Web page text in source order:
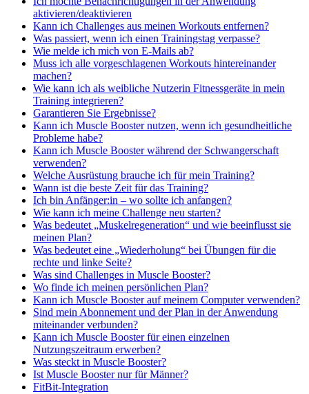
aktivieren/deaktivieren
Kann ich Challenges aus meinen Workouts entfernen?
Was passiert, wenn ich einen Trainingstag verpasse?
Wie melde ich mich von E-Mails ab?
Muss ich alle vorgeschlagenen Workouts hintereinander
machen?
Wie kann ich als weibliche Nutzerin Fitnessgeräte in mein
Training integrieren?
Garantieren Sie Ergebnisse?
Kann ich Muscle Booster nutzen, wenn ich gesundheitliche
Probleme habe?
Kann ich Muscle Booster während der Schwangerschaft
verwenden?
Welche Ausrüstung brauche ich für mein Training?
Wann ist die beste Zeit für das Training?
Ich bin Anfänger:in – wo sollte ich anfangen?
Wie kann ich meine Challenge neu starten?
Was bedeutet „Muskelregeneration“ und wie beeinflusst sie
meinen Plan?
Was bedeutet eine „Wiederholung“ bei Übungen für die
rechte und linke Seite?
Was sind Challenges in Muscle Booster?
Wo finde ich meinen persönlichen Plan?
Kann ich Muscle Booster auf meinem Computer verwenden?
Sind mein Abonnement und der Plan in der Anwendung
miteinander verbunden?
Kann ich Muscle Booster für einen einzelnen
Nutzungszeitraum erwerben?
Was steckt in Muscle Booster?
Ist Muscle Booster nur für Männer?
FitBit-Integration